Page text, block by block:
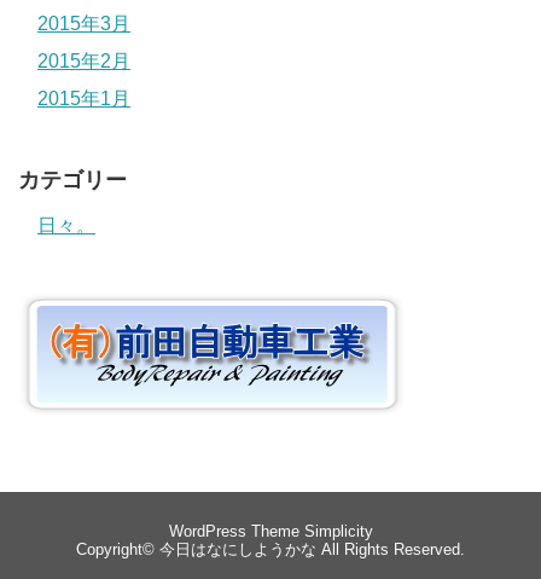
2015年3月
2015年2月
2015年1月
カテゴリー
日々。
WordPress Theme Simplicity
Copyright© 今日はなにしようかな All Rights Reserved.